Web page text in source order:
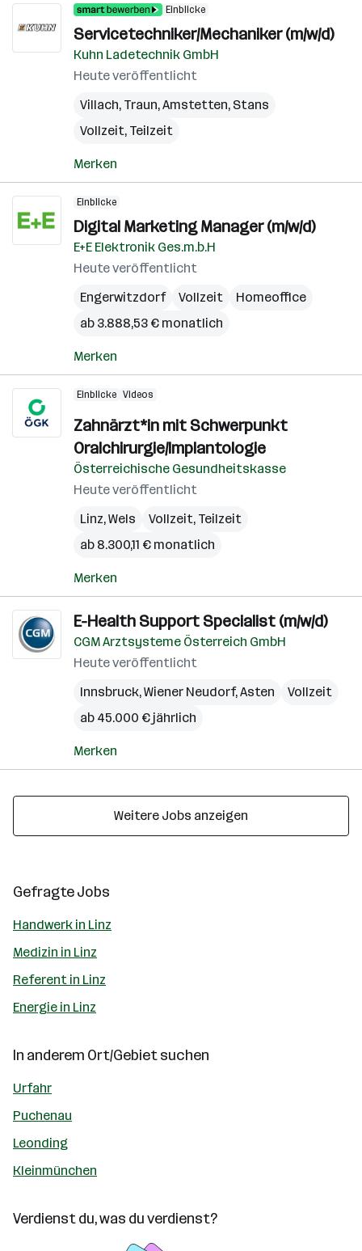
Einblicke
Servicetechniker/Mechaniker (m/w/d)
Kuhn Ladetechnik GmbH
Heute veröffentlicht
Villach, Traun,Amstetten, Stans
Vollzeit, Teilzeit
Merken
Einblicke
Digital Marketing Manager (m/w/d)
E+E Elektronik Ges.m.b.H
Heute veröffentlicht
Engerwitzdorf
Vollzeit
Homeoffice
ab 3.888,53 € monatlich
Merken
Einblicke Videos
Zahnärzt*in mit Schwerpunkt
Oralchirurgie/Implantologie
Österreichische Gesundheitskasse
Heute veröffentlicht
Linz,Wels
Vollzeit, Teilzeit
ab 8.300,11 € monatlich
Merken
E-Health Support Specialist (m/w/d)
CGM Arztsysteme Österreich GmbH
Heute veröffentlicht
Innsbruck,Wiener Neudorf,Asten
Vollzeit
ab 45.000 € jährlich
Merken
Weitere Jobs anzeigen
Gefragte Jobs
Handwerk in Linz
Medizin in Linz
Referent in Linz
Energie in Linz
In anderem Ort/Gebiet suchen
Urfahr
Puchenau
Leonding
Kleinmünchen
Verdienst du, was du verdienst?